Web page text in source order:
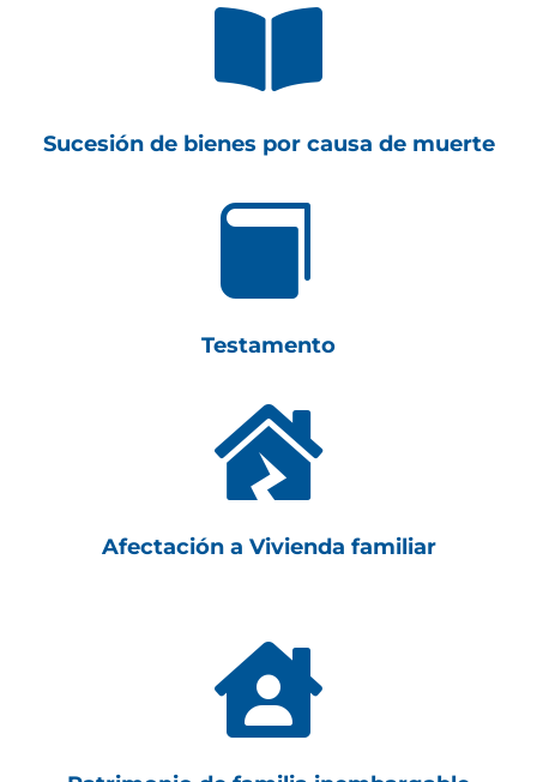

Sucesión de bienes por causa de muerte

Testamento

Afectación a Vivienda familiar
